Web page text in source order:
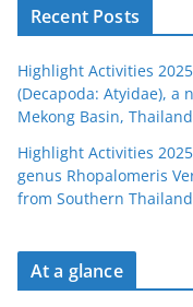
Recent Posts
Highlight Activities
(Decapoda: Atyidae), a
Mekong Basin, Thailand
Highlight Activities
genus Rhopalomeris
from Southern Thailand
At a glance